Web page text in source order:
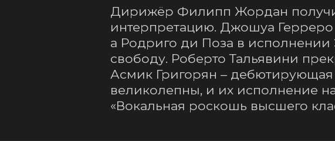
Дирижёр Филипп Жордан
интерпретацию. Джошуа
а Родриго ди Поза в
свободу. Роберто Тальявини
Асмик Григорян – дебютирующая
великолепны, и их исполнение
«Вокальная роскошь высшего